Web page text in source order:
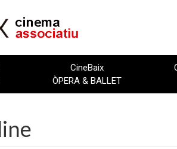
CineBaix
ÒPERA & BALLET